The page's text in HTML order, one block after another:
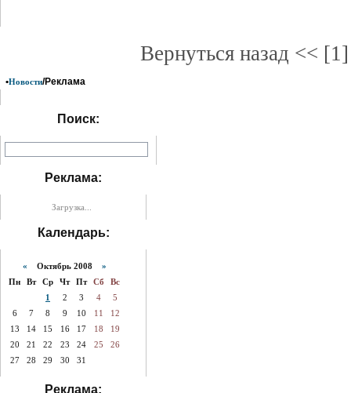
Вернуться назад <<
•Новости/Реклама
Поиск:
Реклама:
Загрузка...
Календарь:
« Октябрь 2008 »
Пн
Вт Ср Чт Пт Сб
Вс
1
2 3 4
5
6
7 8 9 10 11
12
13
14 15 16 17 18
19
20
21 22 23 24 25
26
27
28 29 30 31
Реклама: